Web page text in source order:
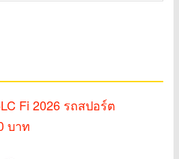
Fi 2026 รถสปอร์ต
บาท